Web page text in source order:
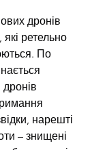
дронів
ретельно
По
нарешті
– знищені